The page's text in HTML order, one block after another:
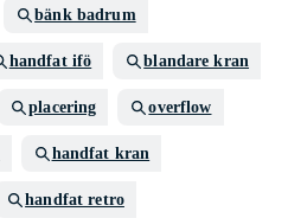
bänk badrum
handfat ifö blandare kran
placering overflow
handfat kran
handfat retro